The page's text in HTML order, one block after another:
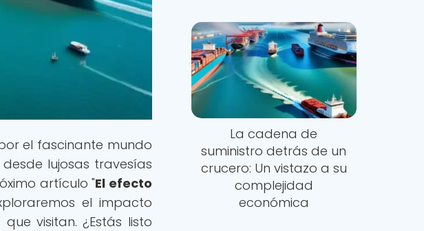
el fascinante mundo
lujosas travesías
artículo "El efecto
el impacto
visitan. ¿Estás listo
La cadena de
suministro detrás de un
crucero: Un vistazo a su
complejidad
económica